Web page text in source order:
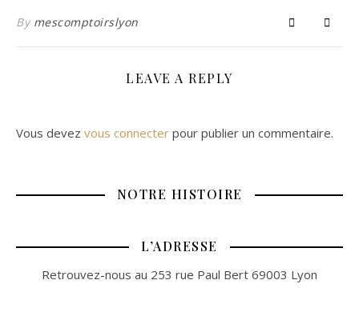
By mescomptoirslyon
LEAVE A REPLY
Vous devez vous connecter pour publier un commentaire.
NOTRE HISTOIRE
L’ADRESSE
Retrouvez-nous au 253 rue Paul Bert 69003 Lyon